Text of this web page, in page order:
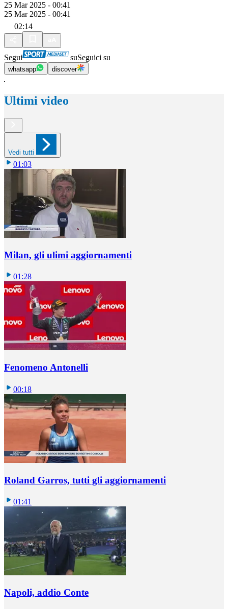
25 Mar 2025 - 00:41
25 Mar 2025 - 00:41
02:14
Segui suSeguici su
whatsapp discover
Ultimi video
Vedi tutti
01:03
Milan, gli ulimi aggiornamenti
01:28
Fenomeno Antonelli
00:18
Roland Garros, tutti gli aggiornamenti
01:41
Napoli, addio Conte